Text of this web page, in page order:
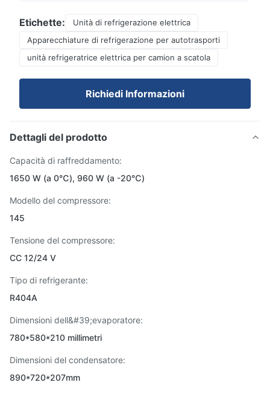
Etichette:
Unità di refrigerazione elettrica
Apparecchiature di refrigerazione per autotrasporti
unità refrigeratrice elettrica per camion a scatola
Richiedi Informazioni
Dettagli del prodotto
Capacità di raffreddamento:
1650 W (a 0℃), 960 W (a -20℃)
Modello del compressore:
145
Tensione del compressore:
CC 12/24 V
Tipo di refrigerante:
R404A
Dimensioni dell&#39;evaporatore:
780*580*210 millimetri
Dimensioni del condensatore:
890*720*207mm